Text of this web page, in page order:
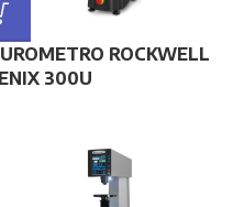
ROCKWELL
300U